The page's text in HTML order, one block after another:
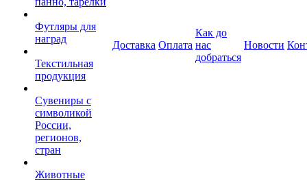
Футляры для
наград
Текстильная
продукция
Сувениры с
символикой
России,
регионов,
стран
Животные
Доставка Оплата
Как до
нас
добраться
Новости